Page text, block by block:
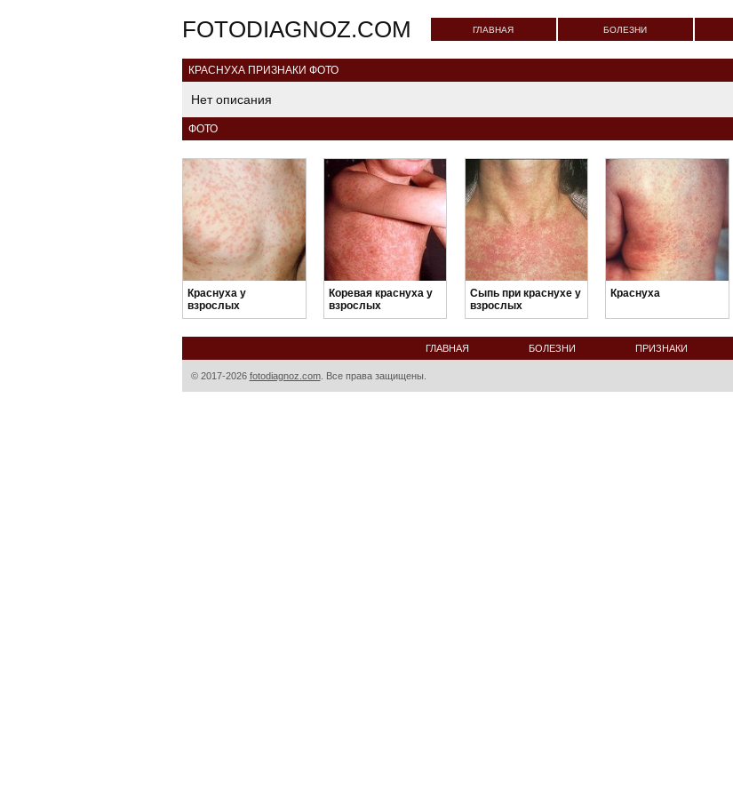
FOTODIAGNOZ.COM ГЛАВНАЯ БОЛЕЗНИ
КРАСНУХА ПРИЗНАКИ ФОТО
Нет описания
ФОТО
Краснуха у
взрослых
Коревая краснуха у
взрослых
Сыпь при краснухе у
взрослых
Краснуха
ГЛАВНАЯ БОЛЕЗНИ ПРИЗНАКИ
© 2017-2026 fotodiagnoz.com. Все права защищены.